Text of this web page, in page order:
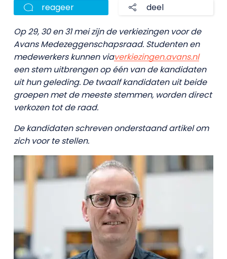
reageer deel
Op 29, 30 en 31 mei zijn de verkiezingen voor de
Avans Medezeggenschapsraad. Studenten en
medewerkers kunnen viaverkiezingen.avans.nl
een stem uitbrengen op één van de kandidaten
uit hun geleding. De twaalf kandidaten uit beide
groepen met de meeste stemmen, worden direct
verkozen tot de raad.
De kandidaten schreven onderstaand artikel om
zich voor te stellen.